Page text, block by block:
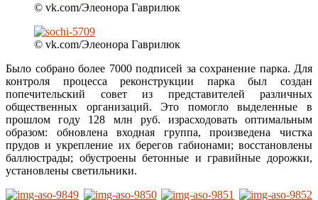
© vk.com/Элеонора Гаврилюк
© vk.com/Элеонора Гаврилюк
Было собрано более 7000 подписей за сохранение парка. Для
контроля процесса реконструкции парка был создан
попечительский совет из представителей различных
общественных организаций. Это помогло выделенные в
прошлом году 128 млн руб. израсходовать оптимальным
образом: обновлена входная группа, произведена чистка
прудов и укрепление их берегов габионами; восстановлены
баллюстрады; обустроены бетонные и гравийные дорожки,
установлены светильники.